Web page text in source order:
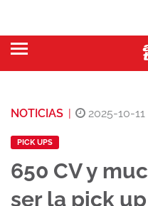
NOTICIAS | 2025-10-11
PICK UPS
650 CV y
ser la pick